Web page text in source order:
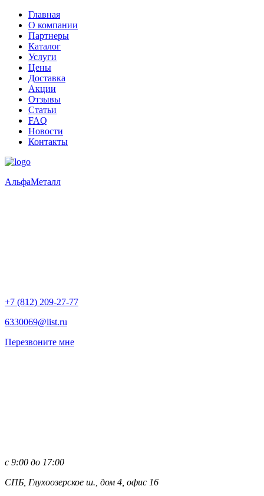
Главная
О компании
Партнеры
Каталог
Услуги
Цены
Доставка
Акции
Отзывы
Статьи
FAQ
Новости
Контакты
АльфаМеталл
+7 (812) 209-27-77
6330069@list.ru
Перезвоните мне
с 9:00 до 17:00
СПБ, Глухоозерское ш., дом 4, офис 16